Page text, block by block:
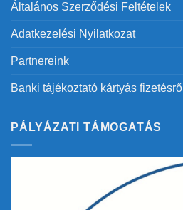
Általános Szerződési Feltételek
Adatkezelési Nyilatkozat
Partnereink
Banki tájékoztató kártyás fizetésről
PÁLYÁZATI TÁMOGATÁS